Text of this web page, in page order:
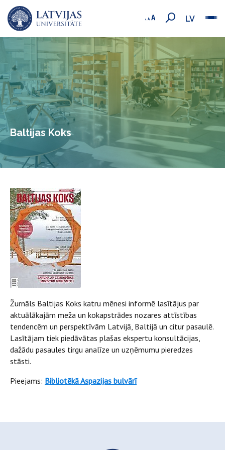
LV
Baltijas Koks
Žurnāls Baltijas Koks katru mēnesi informē lasītājus par
aktuālākajām meža un kokapstrādes nozares attīstības
tendencēm un perspektīvām Latvijā, Baltijā un citur pasaulē.
Lasītājam tiek piedāvātas plašas ekspertu konsultācijas,
dažādu pasaules tirgu analīze un uzņēmumu pieredzes
stāsti.
Pieejams: Bibliotēkā Aspazijas bulvārī